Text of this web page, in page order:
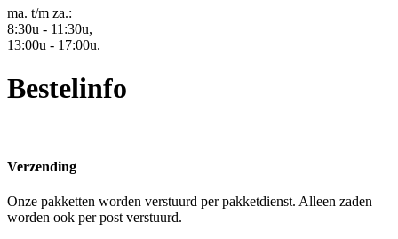
ma. t/m za.:
8:30u - 11:30u,
13:00u - 17:00u.
Bestelinfo
Verzending
Onze pakketten worden verstuurd per pakketdienst. Alleen zaden
worden ook per post verstuurd.